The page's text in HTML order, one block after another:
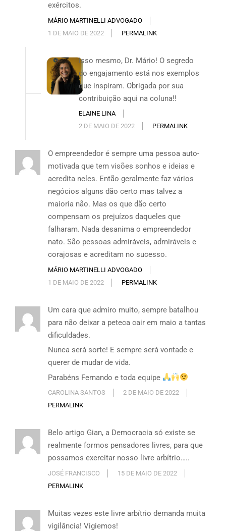
exércitos.
MÁRIO MARTINELLI ADVOGADO
1 DE MAIO DE 2022
PERMALINK
Isso mesmo, Dr. Mário! O segredo
do engajamento está nos exemplos
que inspiram. Obrigada por sua
contribuição aqui na coluna!!
ELAINE LINA
2 DE MAIO DE 2022
PERMALINK
O empreendedor é sempre uma pessoa auto-
motivada que tem visões sonhos e ideias e
acredita neles. Então geralmente faz vários
negócios alguns dão certo mas talvez a
maioria não. Mas os que dão certo
compensam os prejuízos daqueles que
falharam. Nada desanima o empreendedor
nato. São pessoas admiráveis, admiráveis e
corajosas e acreditam no sucesso.
MÁRIO MARTINELLI ADVOGADO
1 DE MAIO DE 2022
PERMALINK
Um cara que admiro muito, sempre batalhou
para não deixar a peteca cair em maio a tantas
dificuldades.
Nunca será sorte! E sempre será vontade e
querer de mudar de vida.
Parabéns Fernando e toda equipe
CAROLINA SANTOS
2 DE MAIO DE 2022
PERMALINK
Belo artigo Gian, a Democracia só existe se
realmente formos pensadores livres, para que
possamos exercitar nosso livre arbítrio…..
JOSÉ FRANCISCO
15 DE MAIO DE 2022
PERMALINK
Muitas vezes este livre arbítrio demanda muita
vigilância! Vigiemos!